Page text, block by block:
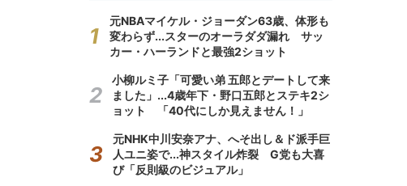
元NBAマイケル・ジョーダン63歳、体形も
変わらず...スターのオーラダダ漏れ サッ
カー・ハーランドと最強2ショット
小柳ルミ子「可愛い弟 五郎とデートして来
ました」...4歳年下・野口五郎とステキ2シ
ョット 「40代にしか見えません！」
元NHK中川安奈アナ、へそ出し＆ド派手巨
人ユニ姿で...神スタイル炸裂 G党も大喜
び「反則級のビジュアル」